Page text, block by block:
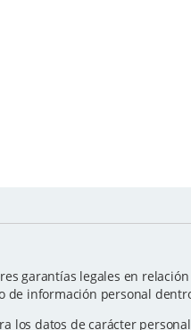
garantías legales en
información personal
los datos de carácter